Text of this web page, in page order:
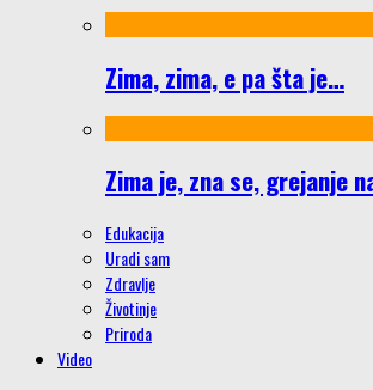
Zima, zima, e pa šta je…
Zima je, zna se, grejanje
Edukacija
Uradi sam
Zdravlje
Životinje
Priroda
Video